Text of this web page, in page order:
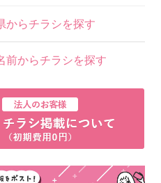
からチラシを探す
前からチラシを探す